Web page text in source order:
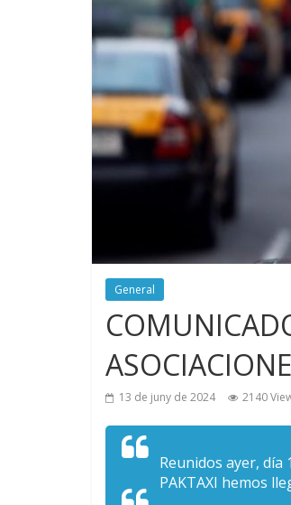
General
13 de juny de 2024 2140
Reunidos ayer, día
PAKTAXI hemos